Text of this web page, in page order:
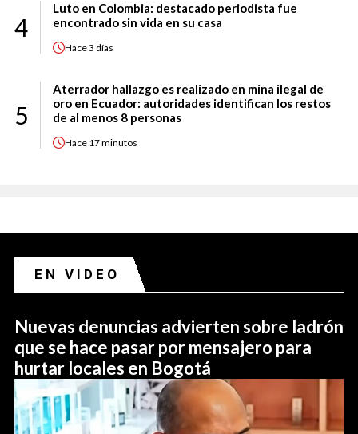
4
Luto en Colombia: destacado periodista fue
encontrado sin vida en su casa
Hace3 días
5
Aterrador hallazgo es realizado en mina ilegal de
oro en Ecuador: autoridades identifican los restos
de al menos 8 personas
Hace 17 minutos
EN VIDEO
Nuevas denuncias advierten sobre ladrón
que se hace pasar por mensajero para
hurtar locales en Bogotá